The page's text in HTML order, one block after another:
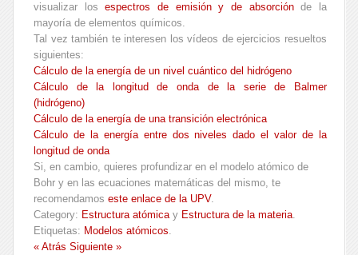
visualizar losespectros de emisión y de absorciónde la
mayoría de elementos químicos.
Tal vez también te interesen los vídeos de ejercicios resueltos
siguientes:
Cálculo de la energía de un nivel cuántico del hidrógeno
Cálculo de la longitud de onda de la serie de Balmer
(hidrógeno)
Cálculo de la energía de una transición electrónica
Cálculo de la energía entre dos niveles dado el valor de la
longitud de onda
Si, en cambio, quieres profundizar en el modelo atómico de
Bohr y en las ecuaciones matemáticas del mismo, te
recomendamos este enlace de la UPV.
Category: Estructura atómicay Estructura de la materia.
Etiquetas: Modelos atómicos.
« Atrás Siguiente »